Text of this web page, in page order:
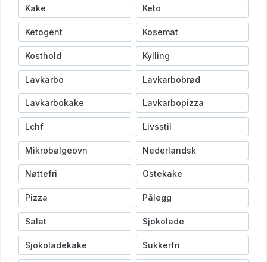
Kake Keto
Ketogent Kosemat
Kosthold Kylling
Lavkarbo Lavkarbobrød
Lavkarbokake Lavkarbopizza
Lchf Livsstil
Mikrobølgeovn Nederlandsk
Nøttefri Ostekake
Pizza Pålegg
Salat Sjokolade
Sjokoladekake Sukkerfri